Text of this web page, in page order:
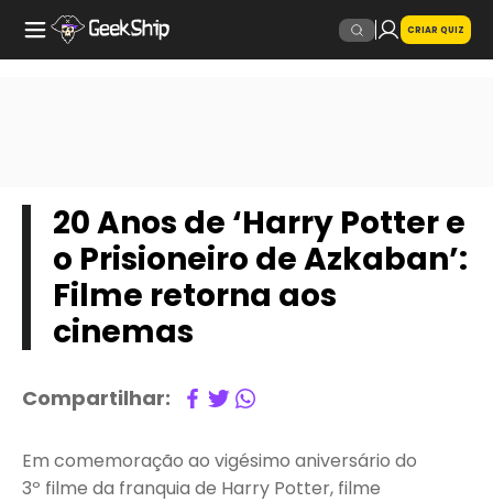
CRIAR QUIZ
20 Anos de ‘Harry Potter e
o Prisioneiro de Azkaban’:
Filme retorna aos
cinemas
Compartilhar:
Em comemoração ao vigésimo aniversário do
3º filme da franquia de Harry Potter, filme